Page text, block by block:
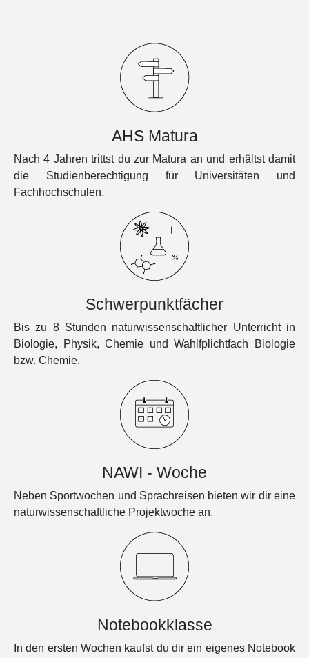
AHS Matura
Nach 4 Jahren trittst du zur Matura an und erhältst damit
die Studienberechtigung für Universitäten und
Fachhochschulen.
Schwerpunktfächer
Bis zu 8 Stunden naturwissenschaftlicher Unterricht in
Biologie, Physik, Chemie und Wahlfplichtfach Biologie
bzw. Chemie.
NAWI - Woche
Neben Sportwochen und Sprachreisen bieten wir dir eine
naturwissenschaftliche Projektwoche an.
Notebookklasse
In den ersten Wochen kaufst du dir ein eigenes Notebook